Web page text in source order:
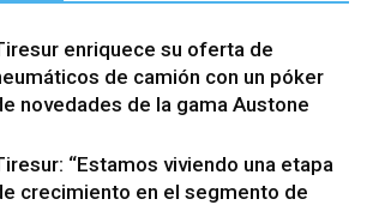
enriquece su oferta de
de camión con un póker
novedades de la gama Austone
“Estamos viviendo una etapa
crecimiento en el segmento de